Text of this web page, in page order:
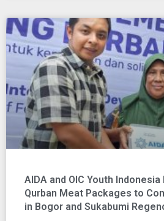
AIDA and OIC Youth
Qurban Meat Packages to
in Bogor and Sukabumi